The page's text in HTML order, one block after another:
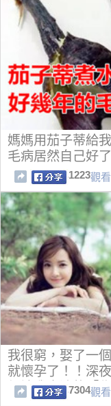
媽媽用茄子蒂給
毛病居然自己好了
1223觀看
我很窮，娶了一
就懷孕了！！深
個讓我崩潰的「
7304觀看